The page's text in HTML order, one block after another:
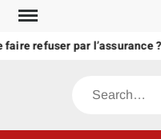
Skip
contentrefuser par l’assurance ?
Search